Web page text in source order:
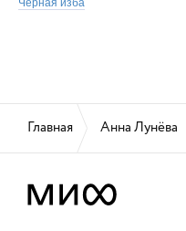
Черная изба
Главная Анна Лунёва